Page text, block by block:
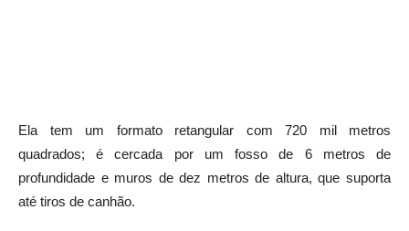
Ela tem um formato retangular com 720 mil metros
quadrados; é cercada por um fosso de 6 metros de
profundidade e muros de dez metros de altura, que suporta
até tiros de canhão.